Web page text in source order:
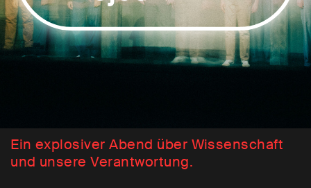
Ein explosiver Abend über Wissenschaft
und unsere Verantwortung.